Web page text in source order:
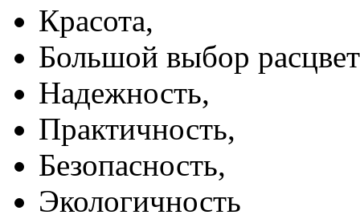
Красота,
Большой выбор
Надежность,
Практичность,
Безопасность,
Экологичность